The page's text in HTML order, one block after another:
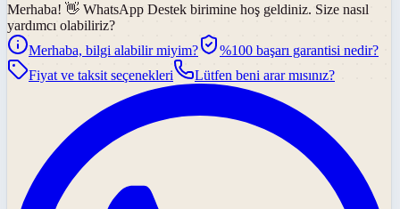
Merhaba! 👋 WhatsApp Destek birimine hoş geldiniz. Size nasıl
yardımcı olabiliriz?
Merhaba, bilgi alabilir miyim?
%100 başarı garantisi nedir?
Fiyat ve taksit seçenekleri
Lütfen beni arar mısınız?